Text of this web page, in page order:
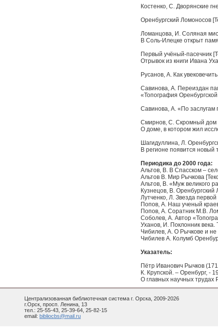
Костенко, С. Дворянские
Оренбургский Ломоносов
Ломанцова, И. Соляная
В Соль-Илецке открыт
Первый учёный-пасечник
Отрывок из книги Ивана
Русанов, А. Как
Савинова, А. Переиздан
«Топография
Савинова, А. «По заслугам
Смирнов, С. Скромный дом
О доме, в котором жил
Шагидуллина, Л.
В регионе появится новый
Периодика до 2000 года:
Альтов, В. В Спасском –
Альтов В. Мир Рычкова
Альтов, В. «Муж великого
Кузнецов, В.
Лутченко, Л. Звезда
Попов, А. Наш ученый
Попов, А. Соратник М.В.
Соболев, А. Автор
Уханов, И. Поклонник
Чибилев, А. О Рычкове и
Чибилев А. Колумб
Указатель:
Пётр Иванович Рычков
К. Крупской. – Оренбург, -
О главных научных трудах
Централизованная библиотечная система г. Орска, 2009-2026
г.Орск, просп. Ленина, 13
тел.: 25-55-43, 25-39-64, 25-82-15
email: bibliocbs@mail.ru